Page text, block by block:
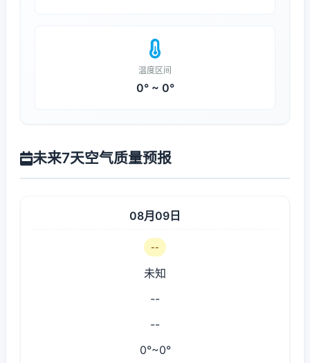
温度区间
0° ~ 0°
未来7天空气质量预报
08月09日
--
未知
--
--
0°~0°